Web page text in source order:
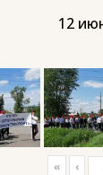
12
« ‹